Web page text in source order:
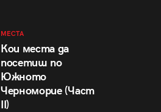
МЕСТА
Кои места да
посетиш по
Южното
Черноморие (Част
II)